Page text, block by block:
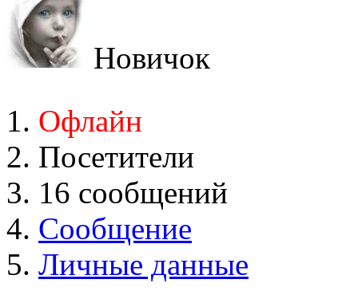
Новичок
Офлайн
Посетители
16 сообщений
Сообщение
Личные данные